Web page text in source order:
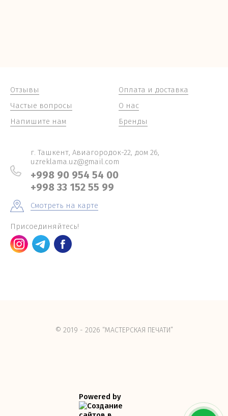
Отзывы
Частые вопросы
Напишите нам
Оплата и доставка
О нас
Бренды
г. Ташкент, Авиагородок-22, дом 26,
uzreklama.uz@gmail.com
+998 90 954 54 00
+998 33 152 55 99
Смотреть на карте
Присоединяйтесь!
© 2019 - 2026 “МАСТЕРСКАЯ ПЕЧАТИ”
Powered by